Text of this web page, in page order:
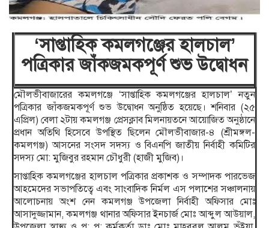
‘সাপ্তাহিক কমলগঞ্জের হালচাল’
পত্রিকার জাঁকজমকপূর্ণ শুভ উদ্বোধন
মৌলভীবাজারের কমলগঞ্জে ‘সাপ্তাহিক কমলগঞ্জের হালচাল’ নতুন
পত্রিকার জাঁকজমকপূর্ণ শুভ উদ্বোধন অনুষ্ঠিত হয়েছে। শনিবার (২৫
এপ্রিল) বেলা ২টায় কমলগঞ্জ প্রেসক্লাব মিলনায়তনে আয়োজিত অনুষ্ঠানে
প্রধান অতিথি হিসেবে উপস্থিত ছিলেন মৌলভীবাজার-৪ (শ্রীমঙ্গল-
কমলগঞ্জ) আসনের সংসদ সদস্য ও বিএনপি জাতীয় নির্বাহী কমিটির
সদস্য মো: মুজিবুর রহমান চৌধুরী (হাজী মুজিব)।
সাপ্তাহিক কমলগঞ্জের হালচাল পত্রিকার প্রকাশক ও সম্পাদক পারভেজ
আহমেদের সভাপতিত্বে এবং সাংবাদিক নির্মল এস পলাশের সঞ্চালনায়
আলোচনায় অংশ নেন কমলগঞ্জ উপজেলা নির্বাহী অফিসার মোঃ
আসাদুজ্জামান, কমলগঞ্জ থানার অফিসার ইনচার্জ মোঃ আব্দুল আউয়াল,